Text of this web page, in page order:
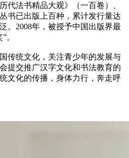
代法书精品大观》（一百卷）、
书已出版上百种，累计发行量达
。2008年，被授予中国出版界最
。
传统文化，关注青少年的发展与
提交推广汉字文化和书法教育的
文化的传播，身体力行，奔走呼